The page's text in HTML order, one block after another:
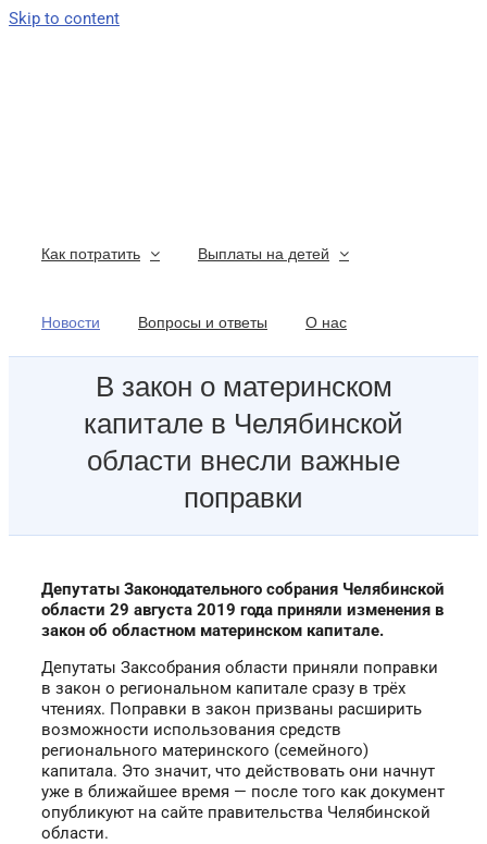
Skip to content
Как потратить Выплаты на детей
Новости Вопросы и ответы О нас
В закон о материнском
капитале в Челябинской
области внесли важные
поправки
Депутаты Законодательного собрания Челябинской
области 29 августа 2019 года приняли изменения в
закон об областном материнском капитале.
Депутаты Заксобрания области приняли поправки
в закон о региональном капитале сразу в трёх
чтениях. Поправки в закон призваны расширить
возможности использования средств
регионального материнского (семейного)
капитала. Это значит, что действовать они начнут
уже в ближайшее время — после того как документ
опубликуют на сайте правительства Челябинской
области.